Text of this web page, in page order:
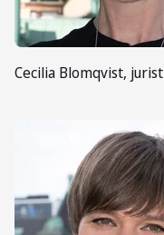
Cecilia Blomqvist, jurist